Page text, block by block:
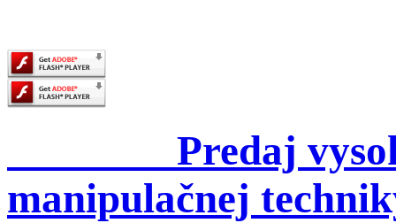
Predaj
manipulačnej